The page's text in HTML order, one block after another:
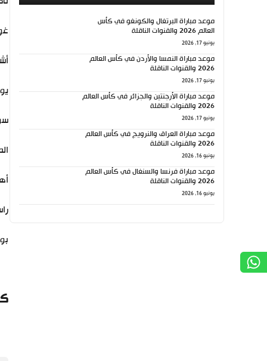
موعد مباراة البرتغال والكونغو في كأس
العالم 2026 والقنوات الناقلة
يونيو 17, 2026
موعد مباراة النمسا والأردن في كأس العالم
2026 والقنوات الناقلة
يونيو 17, 2026
موعد مباراة الأرجنتين والجزائر في كأس العالم
2026 والقنوات الناقلة
يونيو 17, 2026
موعد مباراة العراق والنرويج في كأس العالم
2026 والقنوات الناقلة
يونيو 16, 2026
موعد مباراة فرنسا والسنغال في كأس العالم
2026 والقنوات الناقلة
يونيو 16, 2026